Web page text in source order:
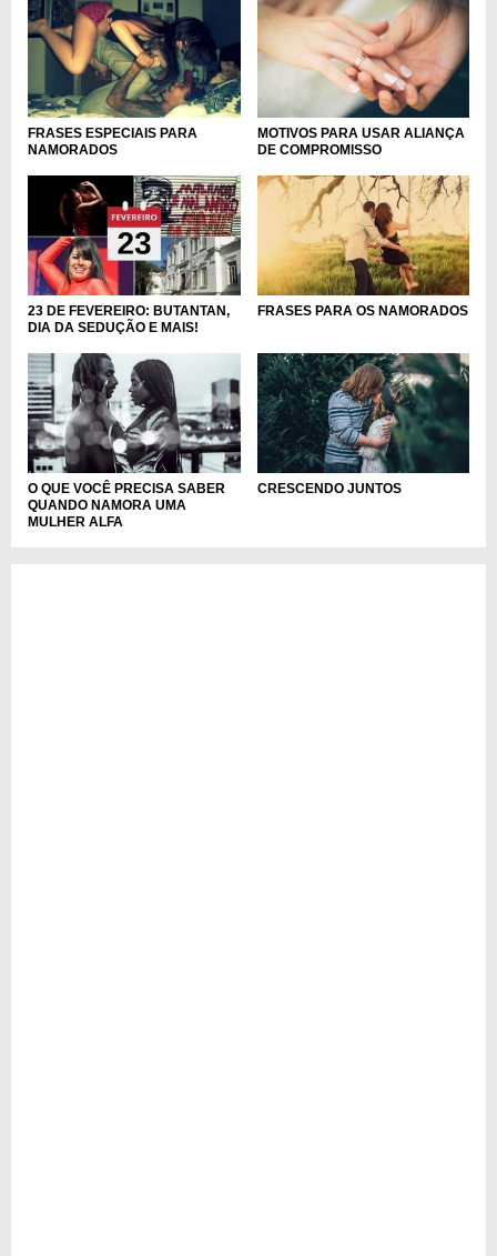
FRASES ESPECIAIS PARA
NAMORADOS
MOTIVOS PARA USAR ALIANÇA
DE COMPROMISSO
23 DE FEVEREIRO: BUTANTAN,
DIA DA SEDUÇÃO E MAIS!
FRASES PARA OS NAMORADOS
O QUE VOCÊ PRECISA SABER
QUANDO NAMORA UMA
MULHER ALFA
CRESCENDO JUNTOS